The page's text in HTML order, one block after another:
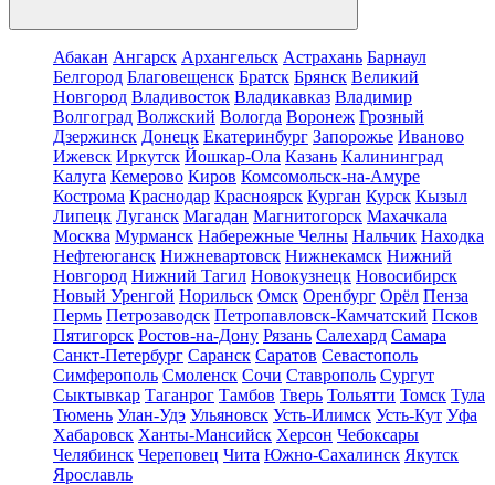
Абакан Ангарск Архангельск Астрахань Барнаул
Белгород Благовещенск Братск Брянск Великий
Новгород Владивосток Владикавказ Владимир
Волгоград Волжский Вологда Воронеж Грозный
Дзержинск Донецк Екатеринбург Запорожье Иваново
Ижевск Иркутск Йошкар-Ола Казань Калининград
Калуга Кемерово Киров Комсомольск-на-Амуре
Кострома Краснодар Красноярск Курган Курск Кызыл
Липецк Луганск Магадан Магнитогорск Махачкала
Москва Мурманск Набережные Челны Нальчик Находка
Нефтеюганск Нижневартовск Нижнекамск Нижний
Новгород Нижний Тагил Новокузнецк Новосибирск
Новый Уренгой Норильск Омск Оренбург Орёл Пенза
Пермь Петрозаводск Петропавловск-Камчатский Псков
Пятигорск Ростов-на-Дону Рязань Салехард Самара
Санкт-Петербург Саранск Саратов Севастополь
Симферополь Смоленск Сочи Ставрополь Сургут
Сыктывкар Таганрог Тамбов Тверь Тольятти Томск Тула
Тюмень Улан-Удэ Ульяновск Усть-Илимск Усть-Кут Уфа
Хабаровск Ханты-Мансийск Херсон Чебоксары
Челябинск Череповец Чита Южно-Сахалинск Якутск
Ярославль